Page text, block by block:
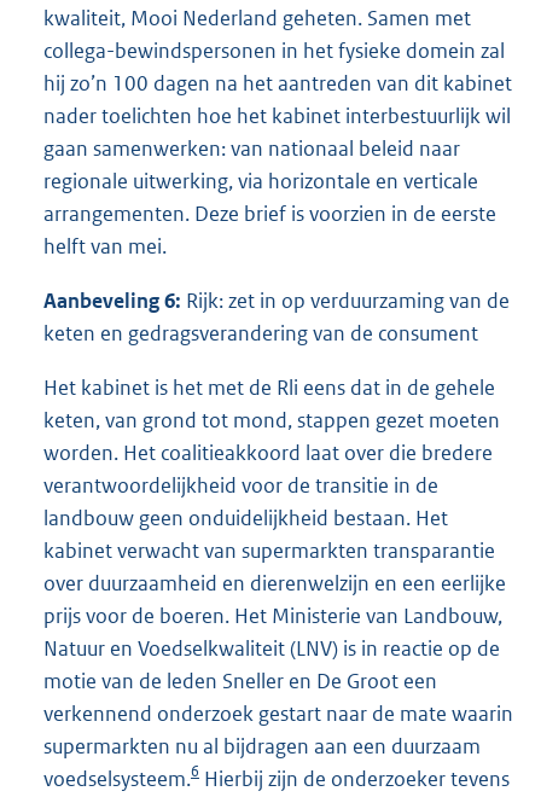
kwaliteit, Mooi Nederland geheten. Samen met
collega-bewindspersonen in het fysieke domein zal
hij zo’n 100 dagen na het aantreden van dit kabinet
nader toelichten hoe het kabinet interbestuurlijk wil
gaan samenwerken: van nationaal beleid naar
regionale uitwerking, via horizontale en verticale
arrangementen. Deze brief is voorzien in de eerste
helft van mei.
Aanbeveling 6: Rijk: zet in op verduurzaming van de
keten en gedragsverandering van de consument
Het kabinet is het met de Rli eens dat in de gehele
keten, van grond tot mond, stappen gezet moeten
worden. Het coalitieakkoord laat over die bredere
verantwoordelijkheid voor de transitie in de
landbouw geen onduidelijkheid bestaan. Het
kabinet verwacht van supermarkten transparantie
over duurzaamheid en dierenwelzijn en een eerlijke
prijs voor de boeren. Het Ministerie van Landbouw,
Natuur en Voedselkwaliteit (LNV) is in reactie op de
motie van de leden Sneller en De Groot een
verkennend onderzoek gestart naar de mate waarin
supermarkten nu al bijdragen aan een duurzaam
voedselsysteem.6 Hierbij zijn de onderzoeker tevens